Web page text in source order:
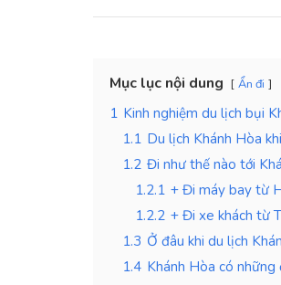
Mục lục nội dung Ẩn đi
1 Kinh nghiệm du lịch bụi
1.1 Du lịch Khánh Hòa
1.2 Đi như thế nào tới
1.2.1 + Đi máy bay từ
1.2.2 + Đi xe khách từ
1.3 Ở đâu khi du lịch
1.4 Khánh Hòa có